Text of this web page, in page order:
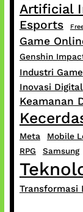
Artificial
Esports
Game
Genshin
Industri Game
Inovasi Digital
Keamanan
Meta Mobile
RPG Samsung
Transformasi